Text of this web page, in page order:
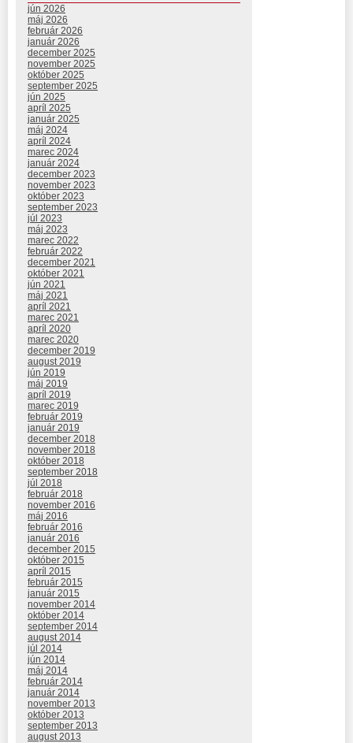
jún 2026
máj 2026
február 2026
január 2026
december 2025
november 2025
október 2025
september 2025
jún 2025
apríl 2025
január 2025
máj 2024
apríl 2024
marec 2024
január 2024
december 2023
november 2023
október 2023
september 2023
júl 2023
máj 2023
marec 2022
február 2022
december 2021
október 2021
jún 2021
máj 2021
apríl 2021
marec 2021
apríl 2020
marec 2020
december 2019
august 2019
jún 2019
máj 2019
apríl 2019
marec 2019
február 2019
január 2019
december 2018
november 2018
október 2018
september 2018
júl 2018
február 2018
november 2016
máj 2016
február 2016
január 2016
december 2015
október 2015
apríl 2015
február 2015
január 2015
november 2014
október 2014
september 2014
august 2014
júl 2014
jún 2014
máj 2014
február 2014
január 2014
november 2013
október 2013
september 2013
august 2013